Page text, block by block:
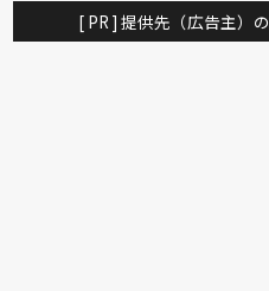
[ PR ] 提供先（広告主）